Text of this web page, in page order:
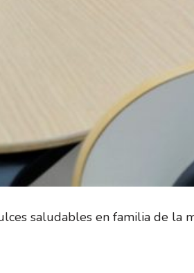
saludables en familia de la